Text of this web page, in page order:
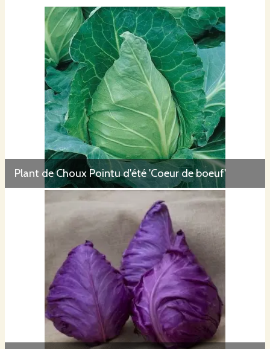
Plant de Choux Pointu d'été 'Coeur de boeuf'